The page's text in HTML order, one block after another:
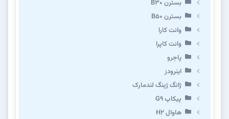
بسترن B۳۰
بسترن B۵۰
وانت کارا
وانت کاپرا
پاجرو
اینرودز
ژانگ ژینگ لندمارک
پیکاپ G۹
هاوال H۲